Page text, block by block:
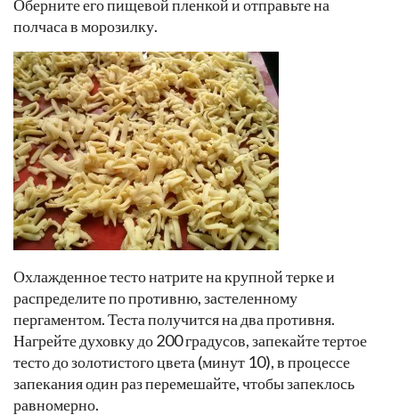
Оберните его пищевой пленкой и отправьте на
полчаса в морозилку.
Охлажденное тесто натрите на крупной терке и
распределите по противню, застеленному
пергаментом. Теста получится на два противня.
Нагрейте духовку до 200 градусов, запекайте тертое
тесто до золотистого цвета (минут 10), в процессе
запекания один раз перемешайте, чтобы запеклось
равномерно.